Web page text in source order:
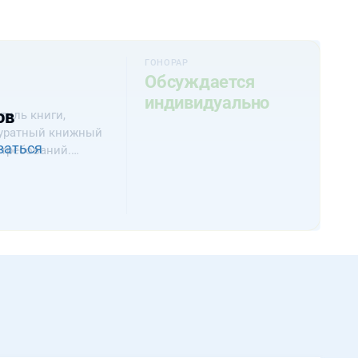
книги,
книжный
ГОНОРАР
Обсуждается
индивидуально